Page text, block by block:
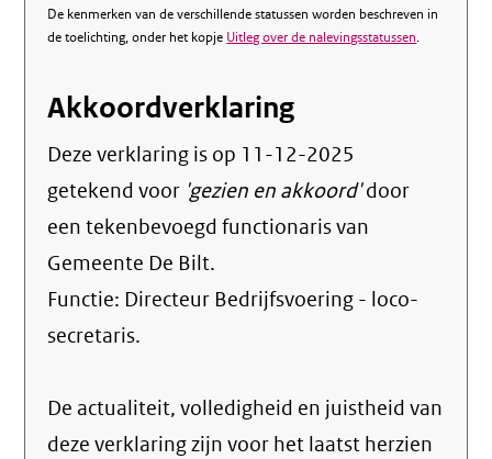
De kenmerken van de verschillende statussen worden beschreven in
de toelichting, onder het kopje Uitleg over de nalevingsstatussen.
Akkoordverklaring
Deze verklaring is op 11-12-2025
getekend voor 'gezien en akkoord'door
een tekenbevoegd functionaris van
Gemeente De Bilt.
Functie: Directeur Bedrijfsvoering - loco-
secretaris.
De actualiteit, volledigheid en juistheid van
deze verklaring zijn voor het laatst herzien